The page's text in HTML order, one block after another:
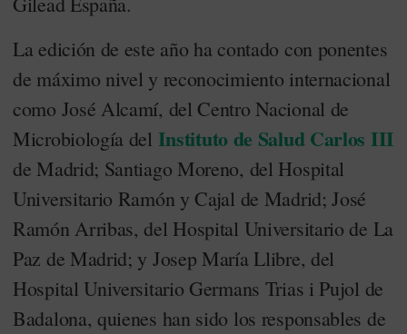
La edición de este año ha contado con ponentes
de máximo nivel y reconocimiento internacional
como José Alcamí, del Centro Nacional de
Microbiología del Instituto de Salud Carlos III
de Madrid; Santiago Moreno, del Hospital
Universitario Ramón y Cajal de Madrid; José
Ramón Arribas, del Hospital Universitario de La
Paz de Madrid; y Josep María Llibre, del
Hospital Universitario Germans Trias i Pujol de
Badalona, quienes han sido los responsables de